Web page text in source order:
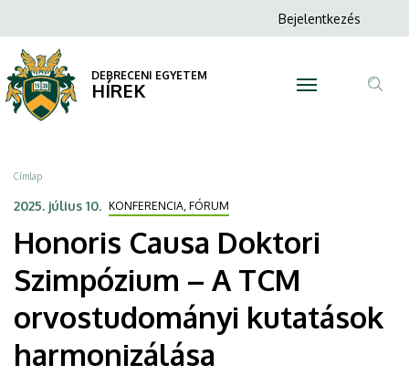
Causa
Doktori
Szimpózium
–
A
TCM
orvostudományi
kutatások
harmonizálása
a
tartalomra
Anonim
menüje
Bejelentkezés
DEBRECENI EGYETEM
HÍREK
Morzsa
Címlap
2025. július 10. KONFERENCIA, FÓRUM
Honoris Causa Doktori
Szimpózium – A TCM
orvostudományi kutatások
harmonizálása